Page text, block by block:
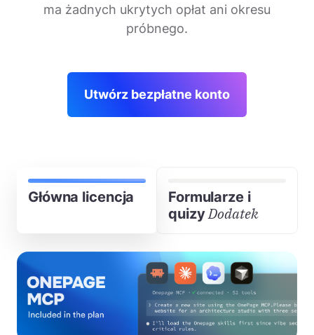
ma żadnych ukrytych opłat ani okresu
próbnego.
Utwórz bezpłatne konto
Główna licencja
Formularze i
quizy Dodatek